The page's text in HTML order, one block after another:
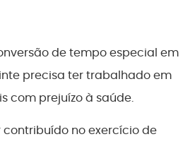
de tempo especial em
precisa ter trabalhado em
com prejuízo à saúde.
contribuído no exercício de